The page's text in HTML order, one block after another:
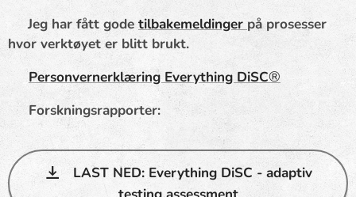
👉Jeg har fått gode tilbakemeldinger på prosesser
hvor verktøyet er blitt brukt.
👉Personvernerklæring Everything DiSC®
👉 Forskningsrapporter:
LAST NED: Everything DiSC - adaptiv